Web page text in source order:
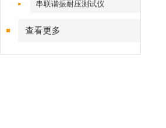
串联谐振耐压测试仪
查看更多